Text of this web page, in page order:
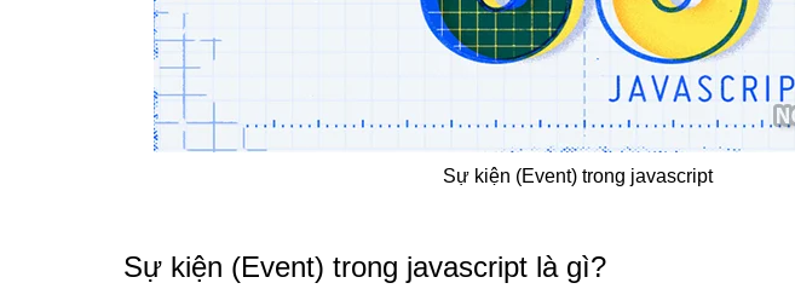
Sự kiện (Event) trong javascript
Sự kiện (Event) trong javascript là gì?